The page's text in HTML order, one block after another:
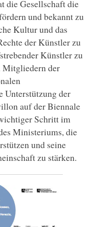
die Gesellschaft die
und bekannt zu
Kultur und das
der Künstler zu
Künstler zu
Mitgliedern der
Unterstützung der
auf der Biennale
Schritt im
Ministeriums, die
und seine
zu stärken.